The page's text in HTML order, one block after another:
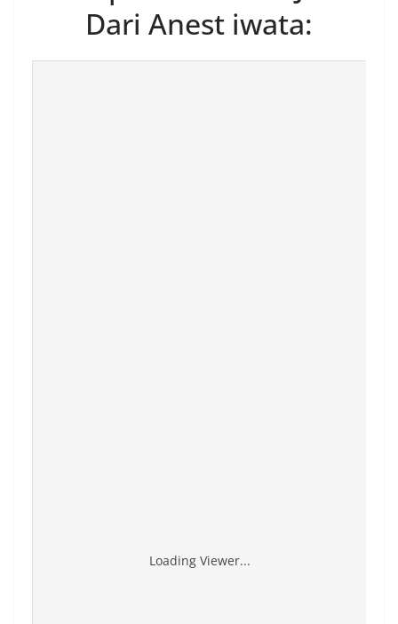
Dari Anest iwata:
Loading Viewer...